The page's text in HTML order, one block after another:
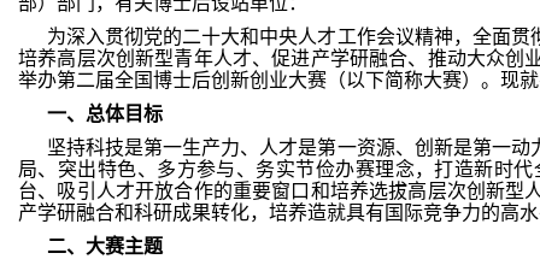
为深入贯彻党的二十大和中央人才工作会议精神，全面
培养高层次创新型青年人才、促进产学研融合、推动大众
举办第二届全国博士后创新创业大赛（以下简称大赛）。现
一、 总体目标
坚持科技是第一生产力、人才是第一资源、创新是第一
局、突出特色、多方参与、务实节俭办赛理念，打造新时
台、吸引人才开放合作的重要窗口和培养选拔高层次创新
产学研融合和科研成果转化，培养造就具有国际竞争力的高
二、 大赛主题